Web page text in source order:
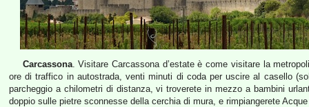
Carcassona. Visitare Carcassona d’estate è come visitare la
ore di traffico in autostrada, venti minuti di coda per uscire al casello
parcheggio a chilometri di distanza, vi troverete in mezzo a bambini
doppio sulle pietre sconnesse della cerchia di mura, e rimpiangerete